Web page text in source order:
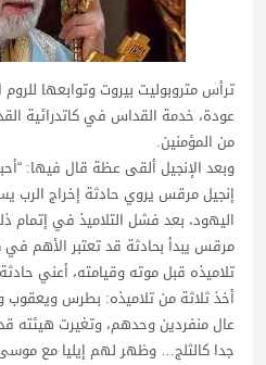
ترأس متروبوليت بيروت وتوابعها
عودة، خدمة القداس في كاتدرائية
من المؤمنين.
وبعد الإنجيل ألقى عظة قال فيها:
إنجيل مرقس يروي حادثة إخراج الرب
اليهود، بعد فشل التلاميذ في إتمام
مرقس يبدأ بحادثة قد تعتبر الأهم
تلاميذه قبل موته وقيامته، أعني
أخذ ثلاثة من تلاميذه: بطرس
عال منفردين وحدهم، وتغيرت هيئته
جدا كالثلج… وظهر لهم إيليا مع